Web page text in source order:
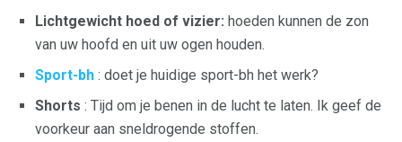
Lichtgewicht hoed of vizier: hoeden kunnen de zon
van uw hoofd en uit uw ogen houden.
Sport-bh : doet je huidige sport-bh het werk?
Shorts : Tijd om je benen in de lucht te laten. Ik geef de
voorkeur aan sneldrogende stoffen.